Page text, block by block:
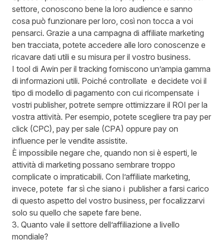
settore, conoscono bene la loro audience e sanno
cosa può funzionare per loro, così non tocca a voi
pensarci. Grazie a una campagna di affiliate marketing
ben tracciata, potete accedere alle loro conoscenze e
ricavare dati utili e su misura per il vostro business.
I tool di Awin per il tracking forniscono un’ampia gamma
di informazioni utili. Poiché controllate e decidete voi il
tipo di modello di pagamento con cui ricompensate i
vostri publisher, potrete sempre ottimizzare il ROI per la
vostra attività. Per esempio, potete scegliere tra pay per
click (CPC), pay per sale (CPA) oppure pay on
influence per le vendite assistite.
È impossibile negare che, quando non si è esperti, le
attività di marketing possano sembrare troppo
complicate o impraticabili. Con l’affiliate marketing,
invece, potete far sì che siano i publisher a farsi carico
di questo aspetto del vostro business, per focalizzarvi
solo su quello che sapete fare bene.
3. Quanto vale il settore dell’affiliazione a livello
mondiale?